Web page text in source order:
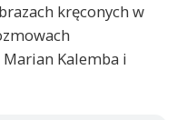
kręconych w
Kalemba i